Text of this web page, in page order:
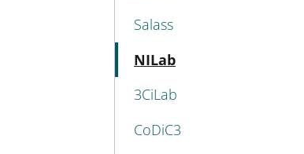
Salass
NILab
3CiLab
CoDiC3